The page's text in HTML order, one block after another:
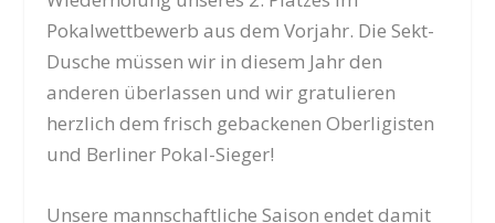
Pokalwettbewerb aus dem Vorjahr. Die Sekt-
Dusche müssen wir in diesem Jahr den
anderen überlassen und wir gratulieren
herzlich dem frisch gebackenen Oberligisten
und Berliner Pokal-Sieger!
Unsere mannschaftliche Saison endet damit